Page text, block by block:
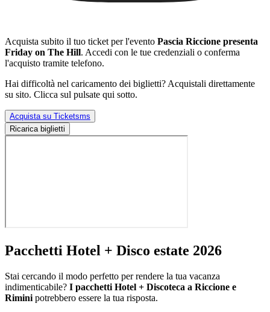
Acquista subito il tuo ticket per l'evento Pascia Riccione presenta
Friday on The Hill. Accedi con le tue credenziali o conferma
l'acquisto tramite telefono.
Hai difficoltà nel caricamento dei biglietti? Acquistali direttamente
su sito. Clicca sul pulsate qui sotto.
Acquista su Ticketsms
Ricarica biglietti
Pacchetti Hotel + Disco estate 2026
Stai cercando il modo perfetto per rendere la tua vacanza
indimenticabile? I pacchetti Hotel + Discoteca a Riccione e
Rimini potrebbero essere la tua risposta.